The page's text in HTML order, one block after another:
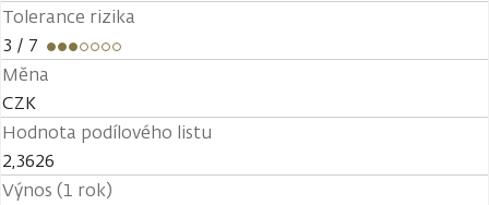
Tolerance rizika
3 / 7
Měna
CZK
Hodnota podílového listu
2,3626
Výnos (1 rok)